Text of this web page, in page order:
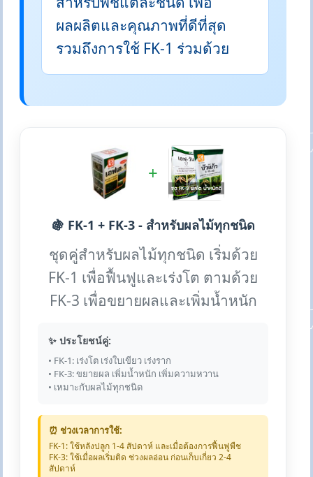
ผลผลิตและคุณภาพที่ดีที่สุด
รวมถึงการใช้ FK-1 ร่วมด้วย
+
🍇 FK-1 + FK-3 - สำหรับผลไม้ทุกชนิด
ชุดคู่สำหรับผลไม้ทุกชนิด เริ่มด้วย
FK-1 เพื่อฟื้นฟูและเร่งโต ตามด้วย
FK-3 เพื่อขยายผลและเพิ่มน้ำหนัก
✨ ประโยชน์คู่:
• FK-1: เร่งโต เร่งใบเขียว เร่งราก
• FK-3: ขยายผล เพิ่มน้ำหนัก เพิ่มความหวาน
• เหมาะกับผลไม้ทุกชนิด
⏰ ช่วงเวลาการใช้:
FK-1: ใช้หลังปลูก 1-4 สัปดาห์ และเมื่อต้องการฟื้นฟูพืช
FK-3: ใช้เมื่อผลเริ่มติด ช่วงผลอ่อน ก่อนเก็บเกี่ยว 2-4
สัปดาห์